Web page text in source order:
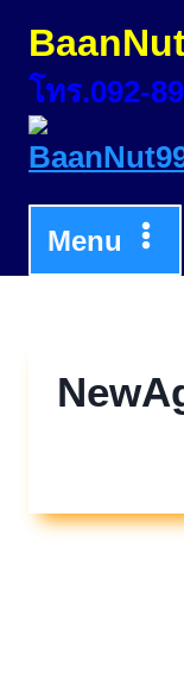
โทร.092-
Menu